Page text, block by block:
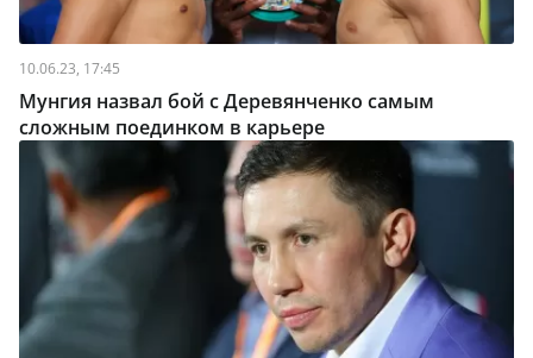
10.06.23, 17:45
Мунгия назвал бой с Деревянченко самым
сложным поединком в карьере